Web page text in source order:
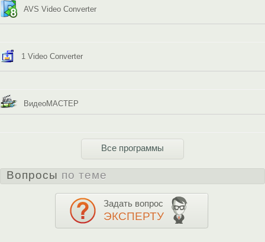
AVS Video Converter
1 Video Converter
ВидеоМАСТЕР
Все программы
Вопросы по теме
Задать вопрос
ЭКСПЕРТУ